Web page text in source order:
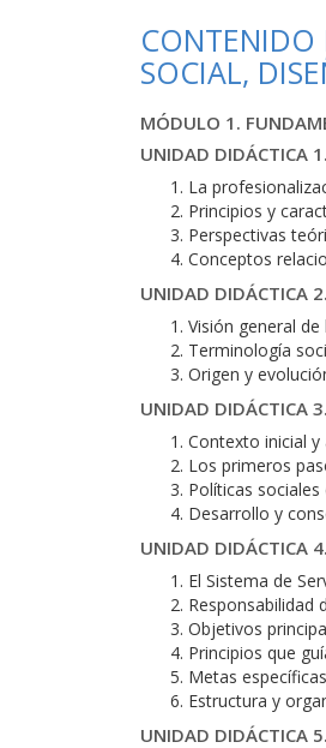
CONTENIDO
SOCIAL,
MÓDULO 1.
UNIDAD DIDÁCTICA
La
Principios y
Perspectivas
Conceptos
UNIDAD DIDÁCTICA
Visión general
Terminología
Origen y
UNIDAD DIDÁCTICA
Contexto inicial y
Los primeros
Políticas
Desarrollo y
UNIDAD DIDÁCTICA
El Sistema de
Responsabilidad
Objetivos
Principios que
Metas
Estructura y
UNIDAD DIDÁCTICA